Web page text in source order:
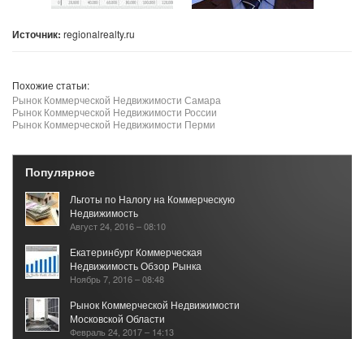
Источник: regionalrealty.ru
Похожие статьи:
Рынок Коммерческой Недвижимости Самара
Рынок Коммерческой Недвижимости России
Рынок Коммерческой Недвижимости Перми
Популярное
Льготы по Налогу на Коммерческую
Недвижимость
Август 24, 2016 – 08:10
Екатеринбург Коммерческая
Недвижимость Обзор Рынка
Ноябрь 7, 2016 – 08:48
Рынок Коммерческой Недвижимости
Московской Области
Февраль 24, 2017 – 14:13